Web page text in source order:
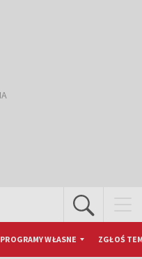
PROGRAMY WŁASNE ZGŁOŚ